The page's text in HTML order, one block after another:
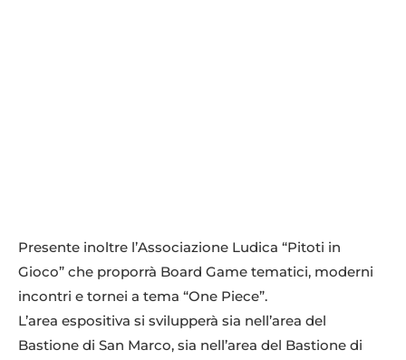
Presente inoltre l’Associazione Ludica “Pitoti in
Gioco” che proporrà Board Game tematici, moderni
incontri e tornei a tema “One Piece”.
L’area espositiva si svilupperà sia nell’area del
Bastione di San Marco, sia nell’area del Bastione di